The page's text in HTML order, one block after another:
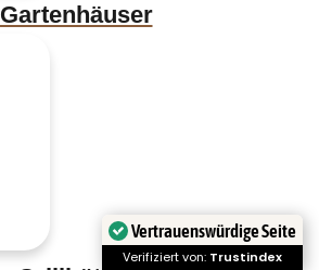
Gartenhäuser
Vertrauenswürdige Seite
Verifiziert von: Trustindex